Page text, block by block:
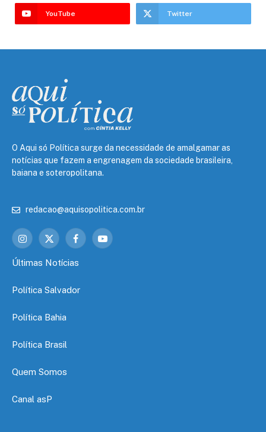
YouTube Twitter
O Aqui só Política surge da necessidade de amalgamar as
notícias que fazem a engrenagem da sociedade brasileira,
baiana e soteropolitana.
redacao@aquisopolitica.com.br
Instagram
X
FacebookYouTube
Últimas Notícias
Política Salvador
Política Bahia
Política Brasil
Quem Somos
Canal asP